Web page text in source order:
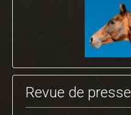
Revue de presse